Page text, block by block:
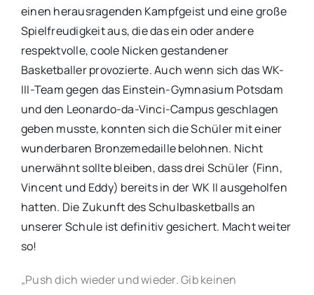
einen herausragenden Kampfgeist und eine große
Spielfreudigkeit aus, die das ein oder andere
respektvolle, coole Nicken gestandener
Basketballer provozierte. Auch wenn sich das WK-
III-Team gegen das Einstein-Gymnasium Potsdam
und den Leonardo-da-Vinci-Campus geschlagen
geben musste, konnten sich die Schüler mit einer
wunderbaren Bronzemedaille belohnen. Nicht
unerwähnt sollte bleiben, dass drei Schüler (Finn,
Vincent und Eddy) bereits in der WK II ausgeholfen
hatten. Die Zukunft des Schulbasketballs an
unserer Schule ist definitiv gesichert. Macht weiter
so!
„Push dich wieder und wieder. Gib keinen